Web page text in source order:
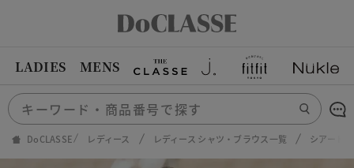
LADIES MENS
DoCLASSE レディース レディース シャツ・ブラウス一覧 シアード